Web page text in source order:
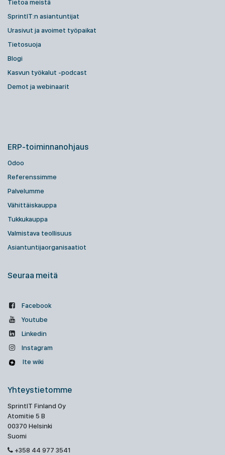
Tietoa meistä
SprintIT:n asiantuntijat
Urasivut ja avoimet työpaikat
Tietosuoja
Blogi
Kasvun työkalut -podcast
Demot ja webinaarit
ERP-toiminnanohjaus
Odoo
Referenssimme
Palvelumme
Vähittäiskauppa
Tukkukauppa
Valmistava teollisuus
Asiantuntijaorganisaatiot
Seuraa meitä
Facebook
Youtube
Linkedin
Instagram
Ite wiki
Yhteystietomme
SprintIT Finland Oy
Atomitie 5 B
00370 Helsinki
Suomi
+358 44 977 3541